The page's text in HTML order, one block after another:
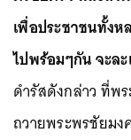
เพื่อประชาชนทั้ง
ไปพร้อมๆกัน จะละ
ดำรัสดังกล่าว ที่พ
ถวายพระพรชัยม